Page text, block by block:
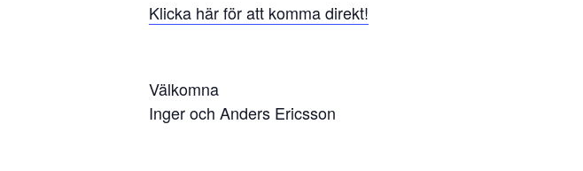
Klicka här för att komma direkt!
Välkomna
Inger och Anders Ericsson